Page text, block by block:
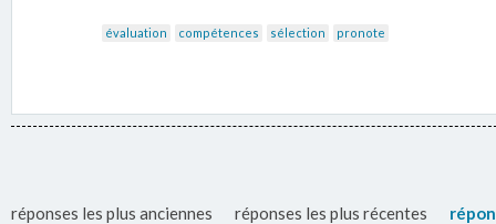
évaluation compétences sélection pronote
réponses les plus anciennes réponses les plus récentes